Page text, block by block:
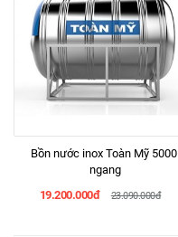
Bồn nước inox Toàn Mỹ 5000l
ngang
19.200.000đ
23.090.000đ